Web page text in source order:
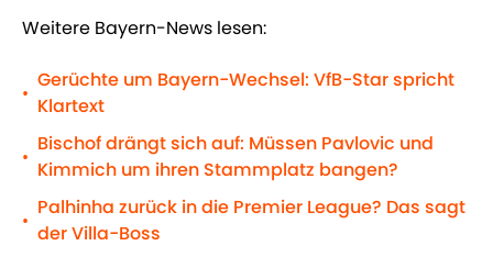
Weitere Bayern-News lesen:
•
Gerüchte um Bayern-Wechsel: VfB-Star spricht
Klartext
•
Bischof drängt sich auf: Müssen Pavlovic und
Kimmich um ihren Stammplatz bangen?
•
Palhinha zurück in die Premier League? Das sagt
der Villa-Boss